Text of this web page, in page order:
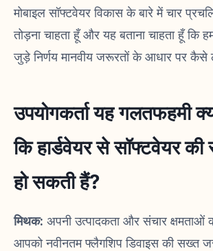
मोबाइल सॉफ्टवेयर विकास के बारे में चार
तोड़ना चाहता हूँ और यह बताना चाहता हूँ कि
जुड़े निर्णय मानवीय जरूरतों के आधार पर कैसे
उपयोगकर्ता यह गलतफहमी
कि हार्डवेयर से सॉफ्टवेयर
हो सकती हैं?
मिथक: अपनी उत्पादकता और संचार क्षमताओं
आपको नवीनतम फ्लैगशिप डिवाइस की सख्त